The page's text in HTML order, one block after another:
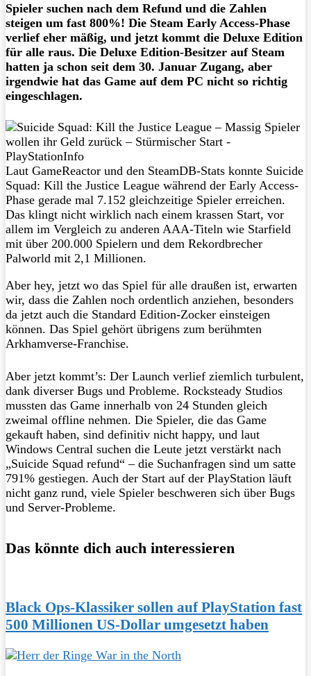
Spieler suchen nach dem Refund und die Zahlen
steigen um fast 800%! Die Steam Early Access-Phase
verlief eher mäßig, und jetzt kommt die Deluxe Edition
für alle raus. Die Deluxe Edition-Besitzer auf Steam
hatten ja schon seit dem 30. Januar Zugang, aber
irgendwie hat das Game auf dem PC nicht so richtig
eingeschlagen.
Laut GameReactor und den SteamDB-Stats konnte Suicide
Squad: Kill the Justice League während der Early Access-
Phase gerade mal 7.152 gleichzeitige Spieler erreichen.
Das klingt nicht wirklich nach einem krassen Start, vor
allem im Vergleich zu anderen AAA-Titeln wie Starfield
mit über 200.000 Spielern und dem Rekordbrecher
Palworld mit 2,1 Millionen.
Aber hey, jetzt wo das Spiel für alle draußen ist, erwarten
wir, dass die Zahlen noch ordentlich anziehen, besonders
da jetzt auch die Standard Edition-Zocker einsteigen
können. Das Spiel gehört übrigens zum berühmten
Arkhamverse-Franchise.
Aber jetzt kommt’s: Der Launch verlief ziemlich turbulent,
dank diverser Bugs und Probleme. Rocksteady Studios
mussten das Game innerhalb von 24 Stunden gleich
zweimal offline nehmen. Die Spieler, die das Game
gekauft haben, sind definitiv nicht happy, und laut
Windows Central suchen die Leute jetzt verstärkt nach
„Suicide Squad refund“ – die Suchanfragen sind um satte
791% gestiegen. Auch der Start auf der PlayStation läuft
nicht ganz rund, viele Spieler beschweren sich über Bugs
und Server-Probleme.
Das könnte dich auch interessieren
Black Ops-Klassiker sollen auf PlayStation fast
500 Millionen US-Dollar umgesetzt haben